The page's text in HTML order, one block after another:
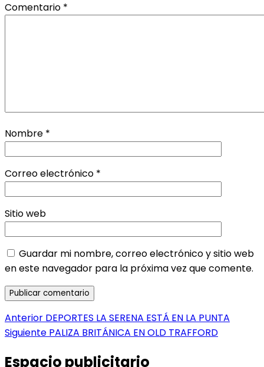
Comentario *
Nombre *
Correo electrónico *
Sitio web
Guardar mi nombre, correo electrónico y sitio web
en este navegador para la próxima vez que comente.
Navegación
de
entradas
Anterior Entrada
anterior:
DEPORTES LA SERENA ESTÁ EN LA PUNTA
Siguiente Entrada
PALIZA BRITÁNICA EN OLD TRAFFORD
Espacio publicitario